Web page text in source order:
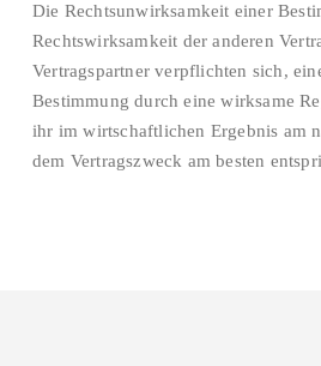
Die Rechtsunwirksamkeit einer
Rechtswirksamkeit der anderen
Vertragspartner verpflichten sich,
Bestimmung durch eine wirksame
ihr im wirtschaftlichen Ergebnis am
dem Vertragszweck am besten